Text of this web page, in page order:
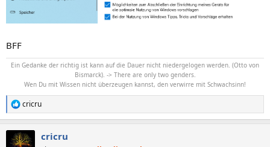
BFF
Ein Gedanke der richtig ist kann auf die Dauer nicht niedergelogen werden. (Otto von
Bismarck). -> There are only two genders.
Wen Du mit Wissen nicht überzeugen kannst, den verwirre mit Schwachsinn!
R
e
k
cricru
cricru